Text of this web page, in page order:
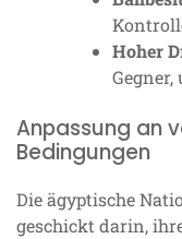
Hoher
Anpassung an
Bedingungen
Die ägyptische
geschickt darin,